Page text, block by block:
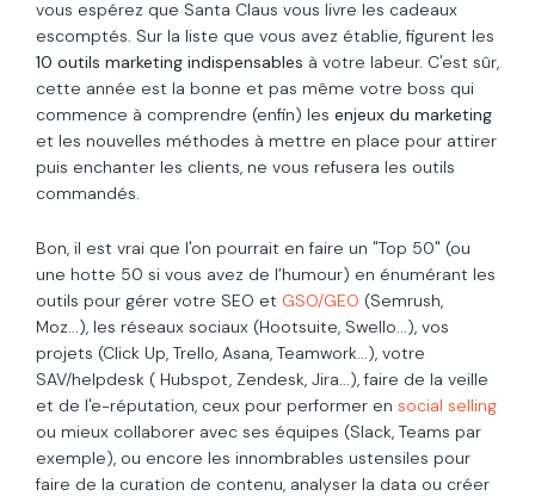
vous espérez que Santa Claus vous livre les cadeaux
escomptés. Sur la liste que vous avez établie, figurent les
10 outils marketing indispensables à votre labeur. C'est sûr,
cette année est la bonne et pas même votre boss qui
commence à comprendre (enfin) les enjeux du marketing
et les nouvelles méthodes à mettre en place pour attirer
puis enchanter les clients, ne vous refusera les outils
commandés.
Bon, il est vrai que l'on pourrait en faire un "Top 50" (ou
une hotte 50 si vous avez de l’humour) en énumérant les
outils pour gérer votre SEO et GSO/GEO (Semrush,
Moz...), les réseaux sociaux (Hootsuite, Swello...), vos
projets (Click Up, Trello, Asana, Teamwork...), votre
SAV/helpdesk ( Hubspot, Zendesk, Jira...), faire de la veille
et de l'e-réputation, ceux pour performer en social selling
ou mieux collaborer avec ses équipes (Slack, Teams par
exemple), ou encore les innombrables ustensiles pour
faire de la curation de contenu, analyser la data ou créer